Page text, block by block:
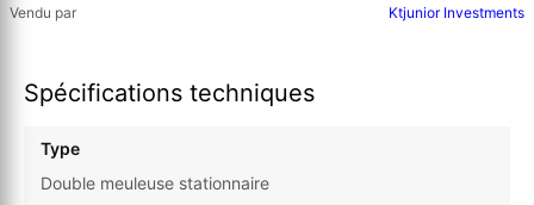
Vendu par
Ktjunior Investments
Spécifications techniques
Type
Double meuleuse stationnaire